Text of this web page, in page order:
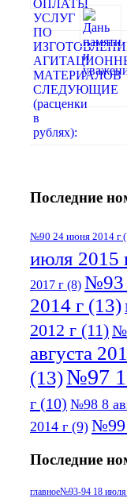
Последние
№90 24 июня 2014 г
июля 2015
2017 г (8) №93
2014 г (13)
2012 г (11)
августа
(13)№97
г (10) №98 8
2014 г (9) №99
Последние
главное№93-94 18 июля